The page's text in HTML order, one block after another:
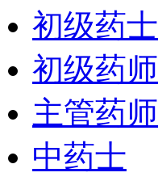
初级药士
初级药师
主管药师
中药士